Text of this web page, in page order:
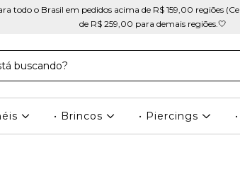
todo o Brasil em pedidos acima de R$ 159,00 regiões
de R$ 259,00 para demais regiões.🤍
• Brincos • Piercings